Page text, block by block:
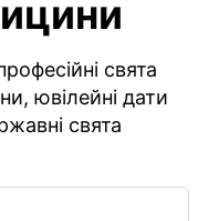
свята
ювілейні дати
свята